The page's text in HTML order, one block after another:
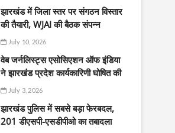
झारखंड में जिला स्तर पर संगठन विस्तार
की तैयारी, WJAI की बैठक संपन्न
July 10, 2026
वेब जर्नलिस्ट्स एसोसिएशन ऑफ इंडिया
ने झारखंड प्रदेश कार्यकारिणी घोषित की
July 3, 2026
झारखंड पुलिस में सबसे बड़ा फेरबदल,
201 डीएसपी-एसडीपीओ का तबादला